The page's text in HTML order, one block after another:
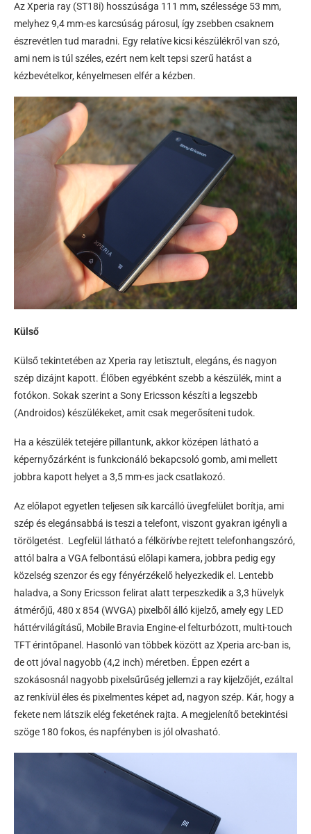
Az Xperia ray (ST18i) hosszúsága 111 mm, szélessége 53 mm,
melyhez 9,4 mm-es karcsúság párosul, így zsebben csaknem
észrevétlen tud maradni. Egy relatíve kicsi készülékről van szó,
ami nem is túl széles, ezért nem kelt tepsi szerű hatást a
kézbevételkor, kényelmesen elfér a kézben.
Külső
Külső tekintetében az Xperia ray letisztult, elegáns, és nagyon
szép dizájnt kapott. Élőben egyébként szebb a készülék, mint a
fotókon. Sokak szerint a Sony Ericsson készíti a legszebb
(Androidos) készülékeket, amit csak megerősíteni tudok.
Ha a készülék tetejére pillantunk, akkor középen látható a
képernyőzárként is funkcionáló bekapcsoló gomb, ami mellett
jobbra kapott helyet a 3,5 mm-es jack csatlakozó.
Az előlapot egyetlen teljesen sík karcálló üvegfelület borítja, ami
szép és elegánsabbá is teszi a telefont, viszont gyakran igényli a
törölgetést. Legfelül látható a félkörívbe rejtett telefonhangszóró,
attól balra a VGA felbontású előlapi kamera, jobbra pedig egy
közelség szenzor és egy fényérzékelő helyezkedik el. Lentebb
haladva, a Sony Ericsson felirat alatt terpeszkedik a 3,3 hüvelyk
átmérőjű, 480 x 854 (WVGA) pixelből álló kijelző, amely egy LED
háttérvilágításű, Mobile Bravia Engine-el felturbózott, multi-touch
TFT érintőpanel. Hasonló van többek között az Xperia arc-ban is,
de ott jóval nagyobb (4,2 inch) méretben. Éppen ezért a
szokásosnál nagyobb pixelsűrűség jellemzi a ray kijelzőjét, ezáltal
az renkívül éles és pixelmentes képet ad, nagyon szép. Kár, hogy a
fekete nem látszik elég feketének rajta. A megjelenítő betekintési
szöge 180 fokos, és napfényben is jól olvasható.